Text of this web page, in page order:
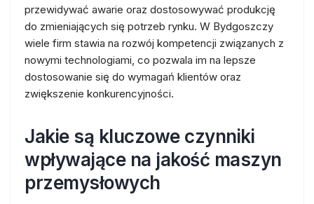
przewidywać awarie oraz dostosowywać produkcję
do zmieniających się potrzeb rynku. W Bydgoszczy
wiele firm stawia na rozwój kompetencji związanych z
nowymi technologiami, co pozwala im na lepsze
dostosowanie się do wymagań klientów oraz
zwiększenie konkurencyjności.
Jakie są kluczowe czynniki
wpływające na jakość maszyn
przemysłowych